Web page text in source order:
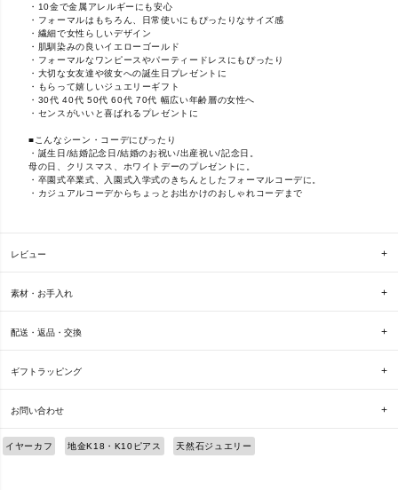
・10金で金属アレルギーにも安心
・フォーマルはもちろん、日常使いにもぴったりなサイズ感
・繊細で女性らしいデザイン
・肌馴染みの良いイエローゴールド
・フォーマルなワンピースやパーティードレスにもぴったり
・大切な女友達や彼女への誕生日プレゼントに
・もらって嬉しいジュエリーギフト
・30代 40代 50代 60代 70代 幅広い年齢層の女性へ
・センスがいいと喜ばれるプレゼントに
■こんなシーン・コーデにぴったり
・誕生日/結婚記念日/結婚のお祝い/出産祝い/記念日。
母の日、クリスマス、ホワイトデーのプレゼントに。
・卒園式卒業式、入園式入学式のきちんとしたフォーマルコーデに。
・カジュアルコーデからちょっとお出かけのおしゃれコーデまで
レビュー
素材・お手入れ
配送・返品・交換
ギフトラッピング
お問い合わせ
イヤーカフ 地金K18・K10ピアス 天然石ジュエリー